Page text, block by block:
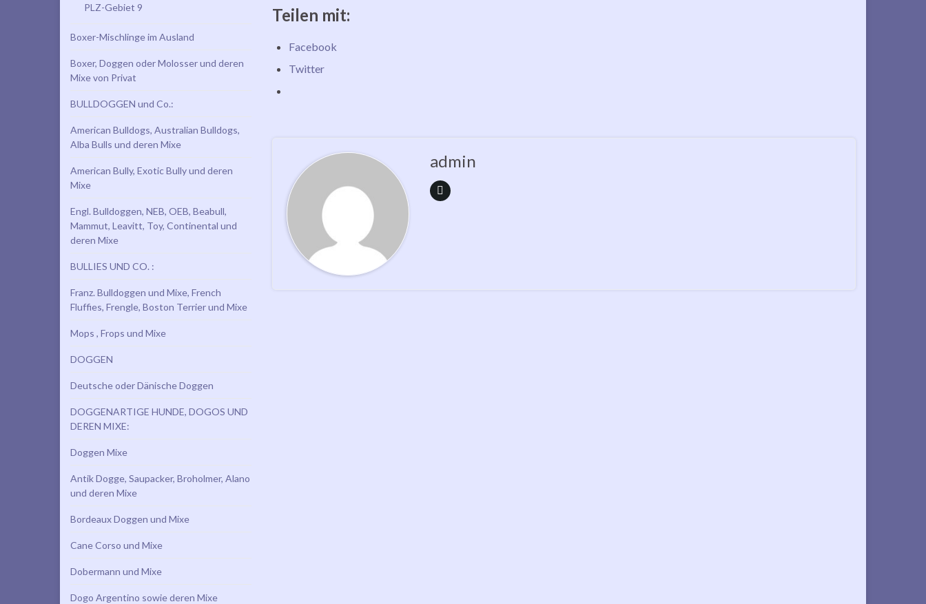
Teilen mit:
Facebook
Twitter
admin
PLZ-Gebiet 9
Boxer-Mischlinge im Ausland
Boxer, Doggen oder Molosser und deren
Mixe von Privat
BULLDOGGEN und Co.:
American Bulldogs, Australian Bulldogs,
Alba Bulls und deren Mixe
American Bully, Exotic Bully und deren
Mixe
Engl. Bulldoggen, NEB, OEB, Beabull,
Mammut, Leavitt, Toy, Continental und
deren Mixe
BULLIES UND CO. :
Franz. Bulldoggen und Mixe, French
Fluffies, Frengle, Boston Terrier und Mixe
Mops , Frops und Mixe
DOGGEN
Deutsche oder Dänische Doggen
DOGGENARTIGE HUNDE, DOGOS UND
DEREN MIXE:
Doggen Mixe
Antik Dogge, Saupacker, Broholmer, Alano
und deren Mixe
Bordeaux Doggen und Mixe
Cane Corso und Mixe
Dobermann und Mixe
Dogo Argentino sowie deren Mixe